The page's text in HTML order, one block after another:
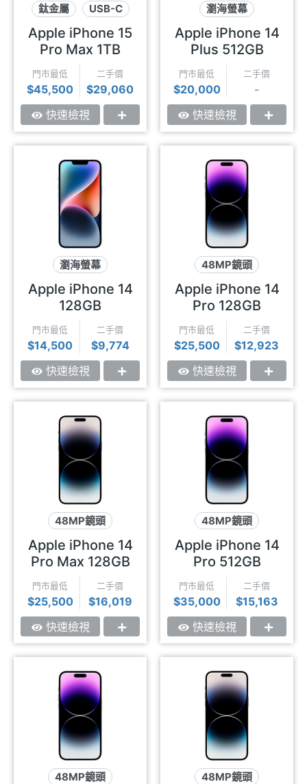
鈦金屬
USB-C
動態島
Apple iPhone 15
Pro Max 1TB
門市最低
$45,500
二手價
$29,060
快速檢視
瀏海螢幕
超強防手震
車禍偵測
Apple iPhone 14
Plus 512GB
門市最低
$20,000
二手價
-
快速檢視
瀏海螢幕
超強防手震
車禍偵測
Apple iPhone 14
128GB
門市最低
$14,500
二手價
$9,774
快速檢視
48MP鏡頭
極致性能
動態島
Apple iPhone 14
Pro 128GB
門市最低
$25,500
二手價
$12,923
快速檢視
48MP鏡頭
極致性能
動態島
Apple iPhone 14
Pro Max 128GB
門市最低
$25,500
二手價
$16,019
快速檢視
48MP鏡頭
極致性能
動態島
Apple iPhone 14
Pro 512GB
門市最低
$35,000
二手價
$15,163
快速檢視
48MP鏡頭
48MP鏡頭